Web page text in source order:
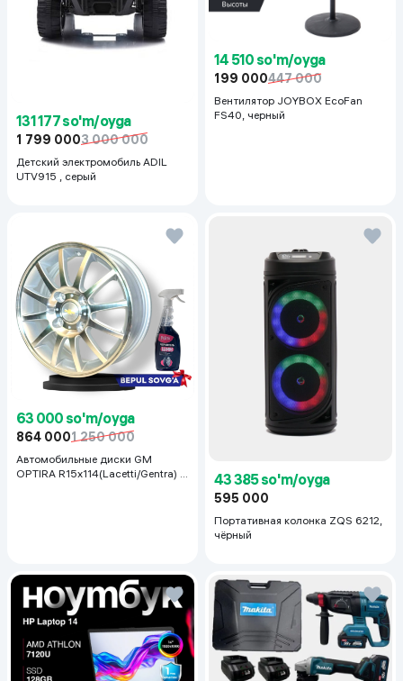
131 177 so'm/oyga
1 799 0003 000 000
Детский электромобиль ADIL
UTV915 , серый
14 510 so'm/oyga
199 000447 000
Вентилятор JOYBOX EcoFan
FS40, черный
63 000 so'm/oyga
864 0001 250 000
Автомобильные диски GM
OPTIRA R15x114(Lacetti/Gentra) 1
43 385 so'm/oyga
595 000
Портативная колонка ZQS 6212,
чёрный